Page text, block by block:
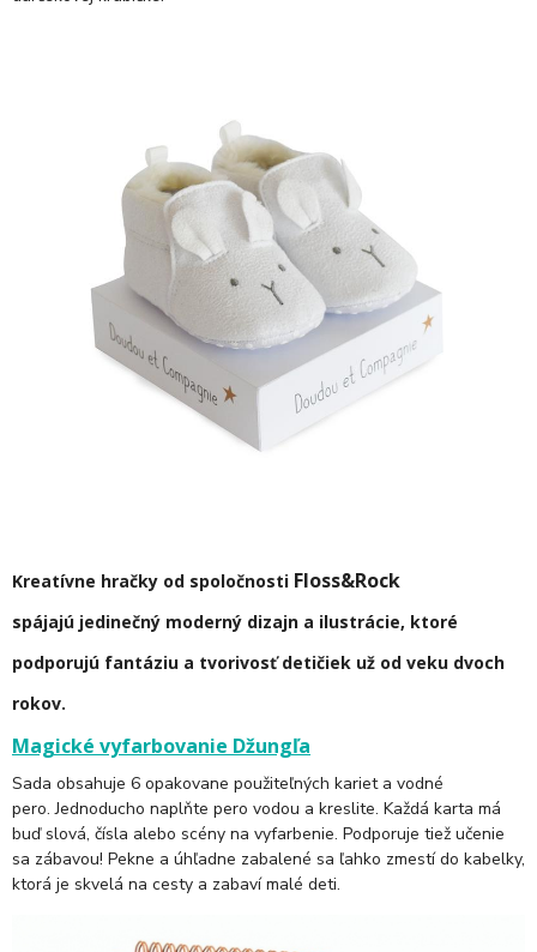
Kreatívne hračky od spoločnosti Floss&Rock
spájajú jedinečný moderný dizajn a ilustrácie, ktoré
podporujú fantáziu a tvorivosť detičiek už od veku dvoch
rokov.
Magické vyfarbovanie Džungľa
Sada obsahuje 6 opakovane použiteľných kariet a vodné
pero. Jednoducho naplňte pero vodou a kreslite. Každá karta má
buď slová, čísla alebo scény na vyfarbenie. Podporuje tiež učenie
sa zábavou! Pekne a úhľadne zabalené sa ľahko zmestí do kabelky,
ktorá je skvelá na cesty a zabaví malé deti.